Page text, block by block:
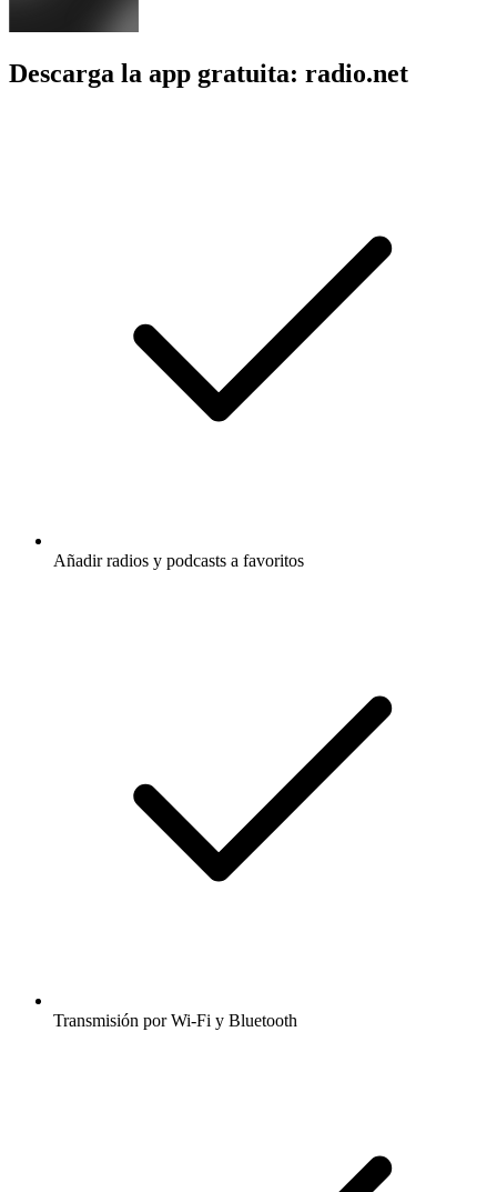
Descarga la app gratuita: radio.net
Añadir radios y podcasts a favoritos
Transmisión por Wi-Fi y Bluetooth